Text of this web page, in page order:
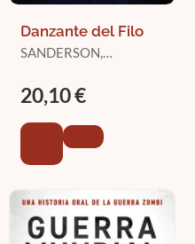
Danzante del Filo
SANDERSON,
20,10 €